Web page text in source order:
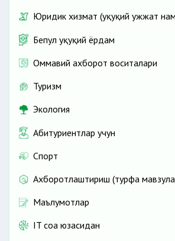
Юридик хизмат (ҳуқуқий ҳужжат
Бепул ҳуқуқий ёрдам
Оммавий ахборот воситалари
Туризм
Экология
Абитуриентлар учун
Спорт
Ахборотлаштириш (турфа
Маълумотлар
IT соҳа юзасидан